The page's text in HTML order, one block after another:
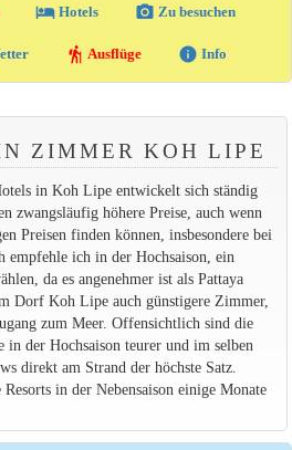
local_hotelHotels photo_camera Zu besuchen
hiking Ausflüge info Info
ZIMMER KOH LIPE
in Koh Lipe entwickelt sich ständig
zwangsläufig höhere Preise, auch wenn
Preisen finden können, insbesondere bei
empfehle ich in der Hochsaison, ein
da es angenehmer ist als Pattaya
Dorf Koh Lipe auch günstigere Zimmer,
zum Meer. Offensichtlich sind die
der Hochsaison teurer und im selben
direkt am Strand der höchste Satz.
in der Nebensaison einige Monate